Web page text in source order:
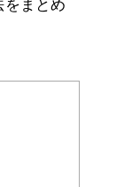
まとめ